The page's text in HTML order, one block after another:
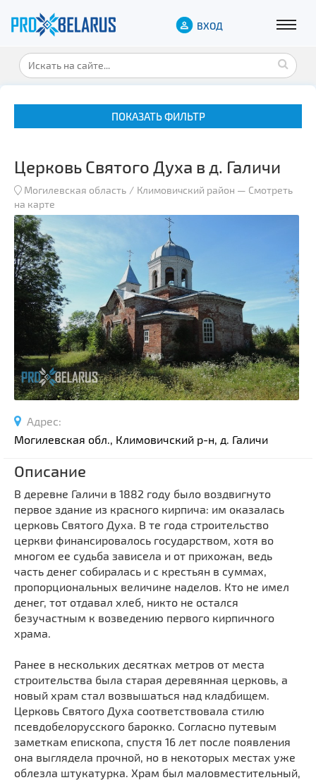
ВХОД
ПОКАЗАТЬ ФИЛЬТР
Музеи
Замки и дворцы
Военная история
Гражданская архитектура
Спортивные сооружения
Производства
Ратуши
Родовые усадьбы
Национальные парки и заказники
Памятники
Памятники археологии
Памятники геодезии
Памятники природы
Памятники известным людям
Церкви
Монастыри
Костелы
Мечети
Синагоги
Часовни
Кирхи
Кладбище
Культурные центры
Выберите область
Выберите район
Выберите населенный пункт
Церковь Святого Духа в д. Галичи
Могилевская область Климовичский район — Смотреть
на карте
Адрес:
Могилевская обл., Климовичский р-н, д. Галичи
Описание
В деревне Галичи в 1882 году было воздвигнуто
первое здание из красного кирпича: им оказалась
церковь Святого Духа. В те года строительство
церкви финансировалось государством, хотя во
многом ее судьба зависела и от прихожан, ведь
часть денег собиралась и с крестьян в суммах,
пропорциональных величине наделов. Кто не имел
денег, тот отдавал хлеб, никто не остался
безучастным к возведению первого кирпичного
храма.
Ранее в нескольких десятках метров от места
строительства была старая деревянная церковь, а
новый храм стал возвышаться над кладбищем.
Церковь Святого Духа соответствовала стилю
псевдобелорусского барокко. Согласно путевым
заметкам епископа, спустя 16 лет после появления
она выглядела прочной, но в некоторых местах уже
облезла штукатурка. Храм был маловместительный,